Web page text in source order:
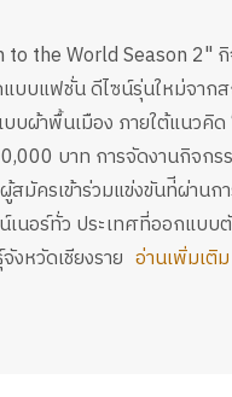
to the World Season 2"
บบแฟชั่น ดีไซน์รุ่นใหม่จาก
บผ้าพื้นเมือง ภายใต้แนวคิ
บาท การจัดงานกิจก
มัครเข้าร่วมแข่งขันท่ีผ่าน
เนอร์ทั่ว ประเทศที่ออกแบบ
หวัดเชียงราย อ่านเพิ่มเติม